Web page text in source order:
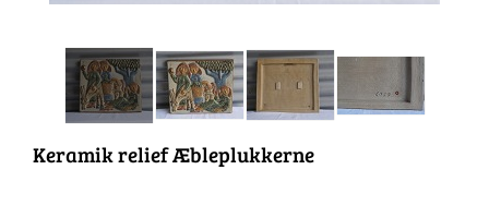
Keramik relief Æbleplukkerne